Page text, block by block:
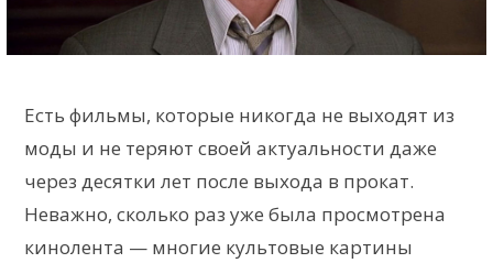
Есть фильмы, которые никогда не выходят из
моды и не теряют своей актуальности даже
через десятки лет после выхода в прокат.
Неважно, сколько раз уже была просмотрена
кинолента — многие культовые картины